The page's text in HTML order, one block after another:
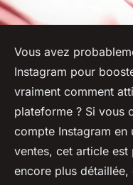
Vous avez
Instagram pour
vraiment comment
plateforme ? Si vous
compte Instagram en
ventes, cet article est
encore plus